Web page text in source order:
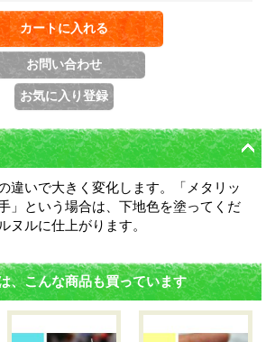
違いで大きく変化します。「メタリッ
」という場合は、下地色を塗ってくだ
ヌルに仕上がります。
、こんな商品も買っています